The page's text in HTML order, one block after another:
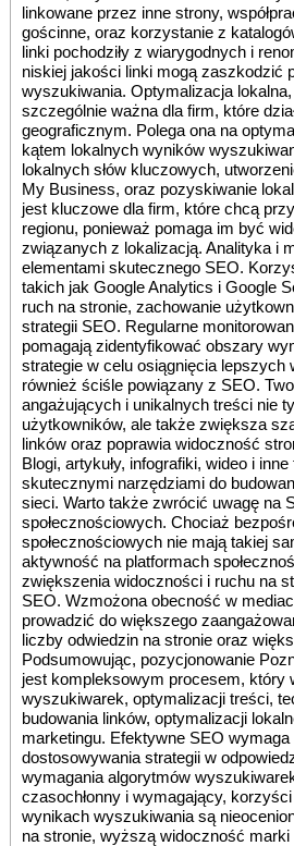
linkowane przez inne strony,
gościnne, oraz korzystanie z
linki pochodziły z wiarygodnych i
niskiej jakości linki mogą zaszkodzić
wyszukiwania. Optymalizacja
szczególnie ważna dla firm, które
geograficznym. Polega ona na
kątem lokalnych wyników
lokalnych słów kluczowych,
My Business, oraz pozyskiwanie
jest kluczowe dla firm, które chcą
regionu, ponieważ pomaga im być
związanych z lokalizacją. Analityka i
elementami skutecznego SEO.
takich jak Google Analytics i Google
ruch na stronie, zachowanie
strategii SEO. Regularne
pomagają zidentyfikować obszary
strategie w celu osiągnięcia lepszych
również ściśle powiązany z SEO.
angażujących i unikalnych treści nie
użytkowników, ale także zwiększa
linków oraz poprawia widoczność
Blogi, artykuły, infografiki, wideo i
skutecznymi narzędziami do
sieci. Warto także zwrócić uwagę na
społecznościowych. Chociaż
społecznościowych nie mają takiej
aktywność na platformach
zwiększenia widoczności i ruchu na
SEO. Wzmożona obecność w
prowadzić do większego
liczby odwiedzin na stronie oraz
Podsumowując, pozycjonowanie
jest kompleksowym procesem, który
wyszukiwarek, optymalizacji treści,
budowania linków, optymalizacji
marketingu. Efektywne SEO wymaga
dostosowywania strategii w
wymagania algorytmów
czasochłonny i wymagający,
wynikach wyszukiwania są
na stronie, wyższą widoczność